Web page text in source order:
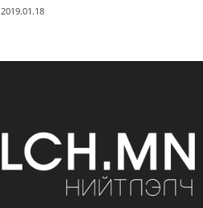
2019.01.18